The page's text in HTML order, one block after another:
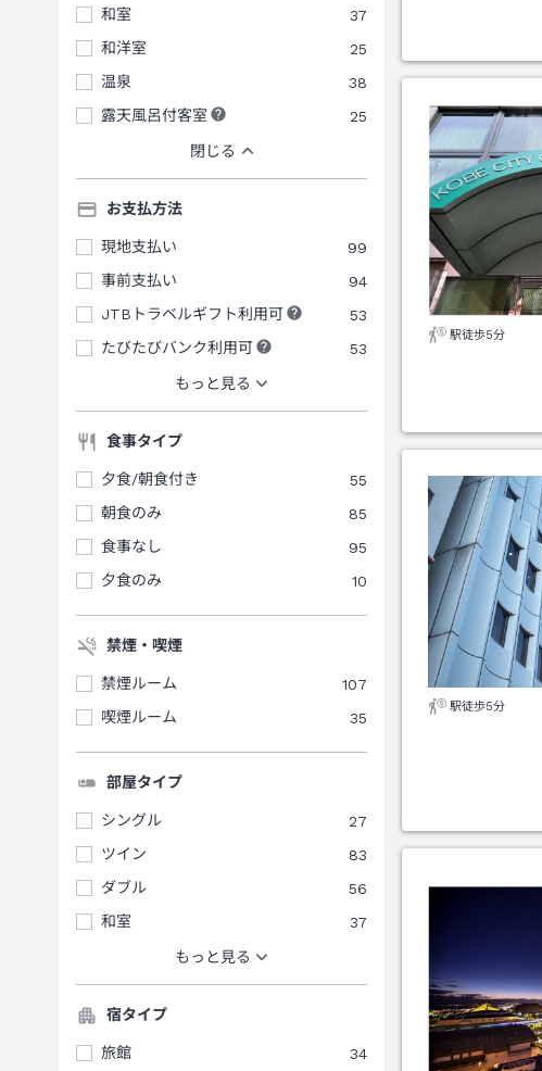
和室
37
和洋室
25
温泉
38
露天風呂付客室
25
閉じる
お支払方法
現地支払い
99
事前支払い
94
JTBトラベルギフト利用可
53
たびたびバンク利用可
53
もっと見る
食事タイプ
夕食/朝食付き
55
朝食のみ
85
食事なし
95
夕食のみ
10
禁煙・喫煙
禁煙ルーム
107
喫煙ルーム
35
部屋タイプ
シングル
27
ツイン
83
ダブル
56
和室
37
もっと見る
宿タイプ
旅館
34
駅徒歩5分
駅徒歩5分